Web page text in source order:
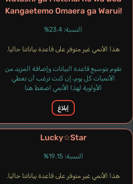
Kangaetemo Omaera ga Warui!
النسبة: 23.4%
هذا الأنمي غير متوفر على قاعدة بياناتنا حاليا.
نقوم بتوسيع قاعدة البيانات وإضافة المزيد من
الأنميات كل يوم، إن كنت ترغب أن نعطي
الأولوية لهذا الأنمي اضغط هنا
إبلاغ
Lucky☆Star
النسبة: 19.15%
هذا الأنمي غير متوفر على قاعدة بياناتنا حاليا.